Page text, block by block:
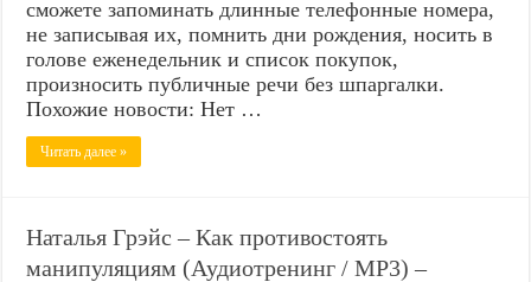
сможете запоминать длинные телефонные номера,
не записывая их, помнить дни рождения, носить в
голове еженедельник и список покупок,
произносить публичные речи без шпаргалки.
Похожие новости: Нет …
Читать далее »
Наталья Грэйс – Как противостоять
манипуляциям (Аудиотренинг / MP3) –